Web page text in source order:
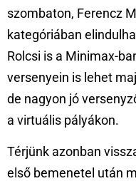
szombaton, Ferencz
kategóriában
Rolcsi is a Minimax-
versenyein is lehet
de nagyon jó
a virtuális pályákon.
Térjünk azonban
első bemenetel után